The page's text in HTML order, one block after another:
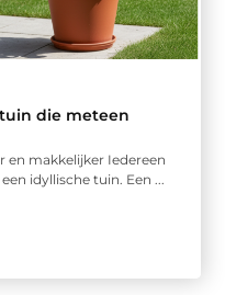
die meteen
en makkelijker Iedereen
idyllische tuin. Een ...